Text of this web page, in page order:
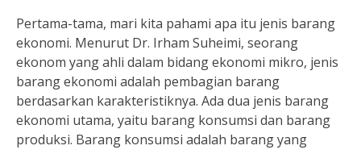
Pertama-tama, mari kita pahami apa itu jenis barang
ekonomi. Menurut Dr. Irham Suheimi, seorang
ekonom yang ahli dalam bidang ekonomi mikro, jenis
barang ekonomi adalah pembagian barang
berdasarkan karakteristiknya. Ada dua jenis barang
ekonomi utama, yaitu barang konsumsi dan barang
produksi. Barang konsumsi adalah barang yang